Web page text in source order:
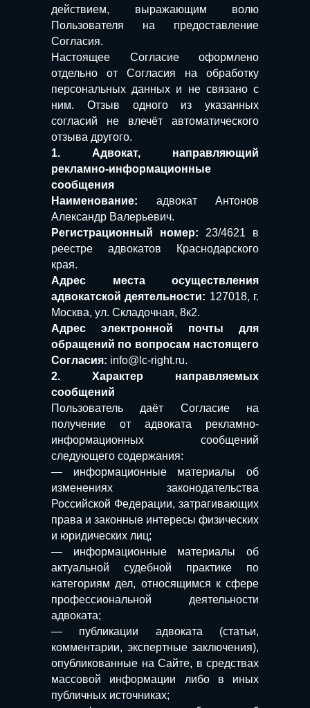
действием, выражающим волю
Пользователя на предоставление
Согласия.
Настоящее Согласие оформлено
отдельно от Согласия на обработку
персональных данных и не связано с
ним. Отзыв одного из указанных
согласий не влечёт автоматического
отзыва другого.
1. Адвокат, направляющий
рекламно-информационные
сообщения
Наименование: адвокат Антонов
Александр Валерьевич.
Регистрационный номер: 23/4621 в
реестре адвокатов Краснодарского
края.
Адрес места осуществления
адвокатской деятельности: 127018, г.
Москва, ул. Складочная, 8к2.
Адрес электронной почты для
обращений по вопросам настоящего
Согласия: info@lc-right.ru.
2. Характер направляемых
сообщений
Пользователь даёт Согласие на
получение от адвоката рекламно-
информационных сообщений
следующего содержания:
— информационные материалы об
изменениях законодательства
Российской Федерации, затрагивающих
права и законные интересы физических
и юридических лиц;
— информационные материалы об
актуальной судебной практике по
категориям дел, относящимся к сфере
профессиональной деятельности
адвоката;
— публикации адвоката (статьи,
комментарии, экспертные заключения),
опубликованные на Сайте, в средствах
массовой информации либо в иных
публичных источниках;